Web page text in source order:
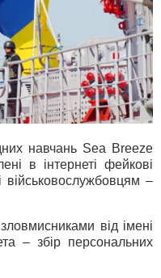
навчань Sea Breeze
в інтернеті фейкові
військовослужбовцям –
від імені
– збір персональних